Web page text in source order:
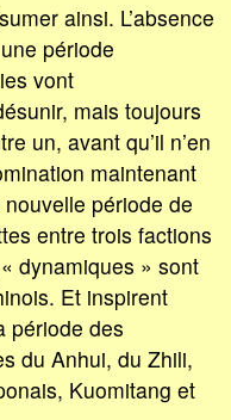
ainsi. L’absence
période
vont
mais toujours
un, avant qu’il n’en
maintenant
période de
entre trois factions
dynamiques » sont
Et inspirent
période des
du Anhui, du Zhili,
Kuomitang et